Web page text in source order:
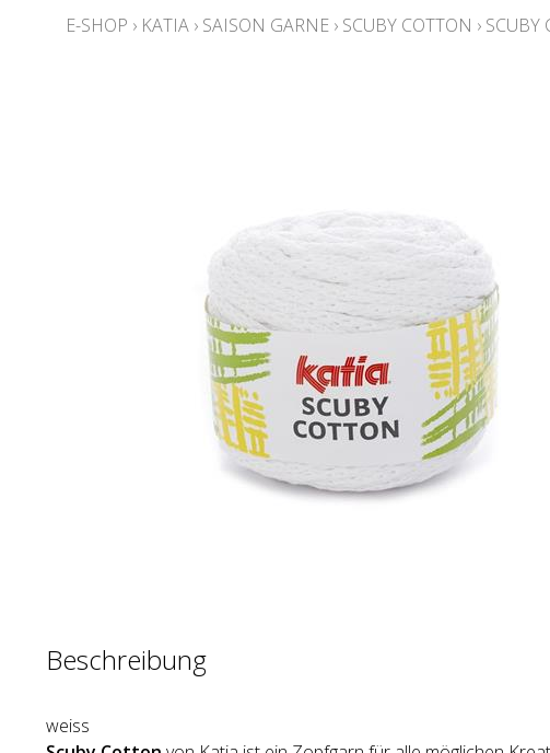
E-SHOP › KATIA › SAISON GARNE › SCUBY COTTON › SCUBY
Beschreibung
weiss